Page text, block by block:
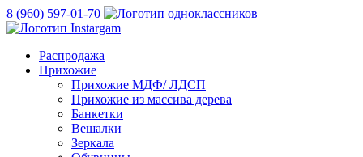
8 (960) 597-01-70
Распродажа
Прихожие
Прихожие МДФ/ ЛДСП
Прихожие из массива дерева
Банкетки
Вешалки
Зеркала